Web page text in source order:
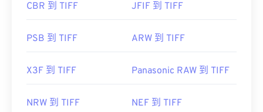
CBR 到 TIFF JFIF 到 TIFF
PSB 到 TIFF ARW 到 TIFF
X3F 到 TIFF Panasonic RAW 到 TIFF
NRW 到 TIFF NEF 到 TIFF